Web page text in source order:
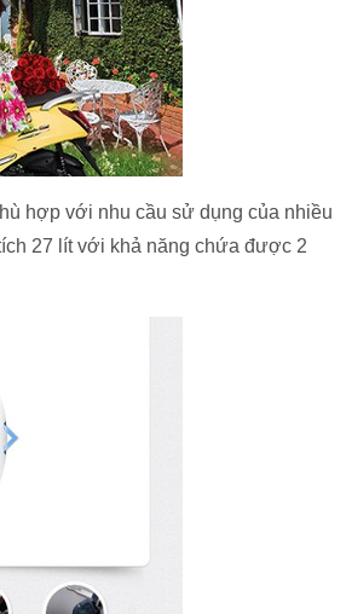
hợp với nhu cầu sử dụng của nhiều
27 lít với khả năng chứa được 2